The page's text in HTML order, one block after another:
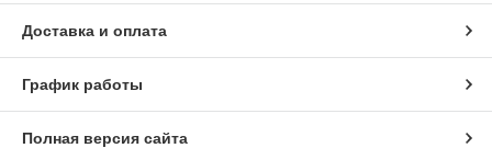
Доставка и оплата
График работы
Полная версия сайта